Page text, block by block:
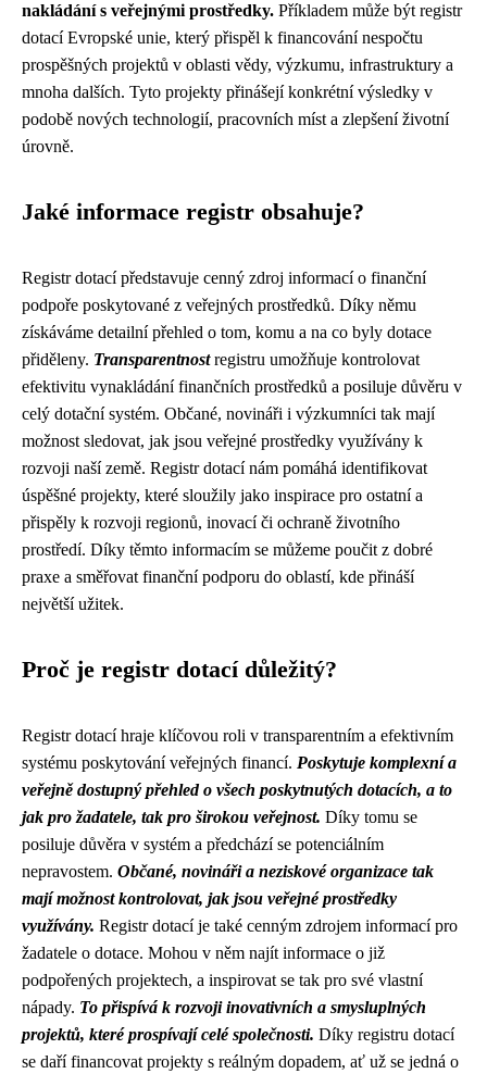
nakládání s veřejnými prostředky. Příkladem může být registr
dotací Evropské unie, který přispěl k financování nespočtu
prospěšných projektů v oblasti vědy, výzkumu, infrastruktury a
mnoha dalších. Tyto projekty přinášejí konkrétní výsledky v
podobě nových technologií, pracovních míst a zlepšení životní
úrovně.
Jaké informace registr obsahuje?
Registr dotací představuje cenný zdroj informací o finanční
podpoře poskytované z veřejných prostředků. Díky němu
získáváme detailní přehled o tom, komu a na co byly dotace
přiděleny. Transparentnostregistru umožňuje kontrolovat
efektivitu vynakládání finančních prostředků a posiluje důvěru v
celý dotační systém. Občané, novináři i výzkumníci tak mají
možnost sledovat, jak jsou veřejné prostředky využívány k
rozvoji naší země. Registr dotací nám pomáhá identifikovat
úspěšné projekty, které sloužily jako inspirace pro ostatní a
přispěly k rozvoji regionů, inovací či ochraně životního
prostředí. Díky těmto informacím se můžeme poučit z dobré
praxe a směřovat finanční podporu do oblastí, kde přináší
největší užitek.
Proč je registr dotací důležitý?
Registr dotací hraje klíčovou roli v transparentním a efektivním
systému poskytování veřejných financí. Poskytuje komplexní a
veřejně dostupný přehled o všech poskytnutých dotacích, a to
jak pro žadatele, tak pro širokou veřejnost. Díky tomu se
posiluje důvěra v systém a předchází se potenciálním
nepravostem. Občané, novináři a neziskové organizace tak
mají možnost kontrolovat, jak jsou veřejné prostředky
využívány. Registr dotací je také cenným zdrojem informací pro
žadatele o dotace. Mohou v něm najít informace o již
podpořených projektech, a inspirovat se tak pro své vlastní
nápady. To přispívá k rozvoji inovativních a smysluplných
projektů, které prospívají celé společnosti. Díky registru dotací
se daří financovat projekty s reálným dopadem, ať už se jedná o